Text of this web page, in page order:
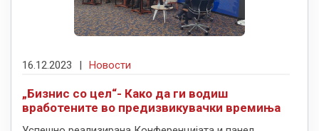
16.12.2023 Новости
„Бизнис со цел“- Како да ги водиш
вработените во предизвикувачки времиња